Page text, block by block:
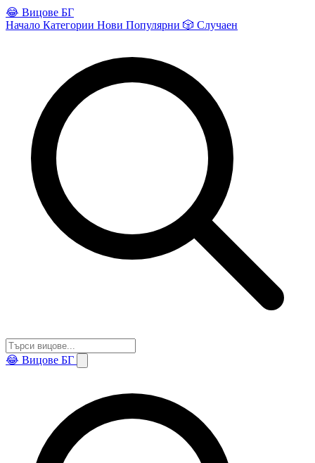
😂 Вицове БГ
Начало Категории Нови Популярни 🎲 Случаен
😂 Вицове БГ